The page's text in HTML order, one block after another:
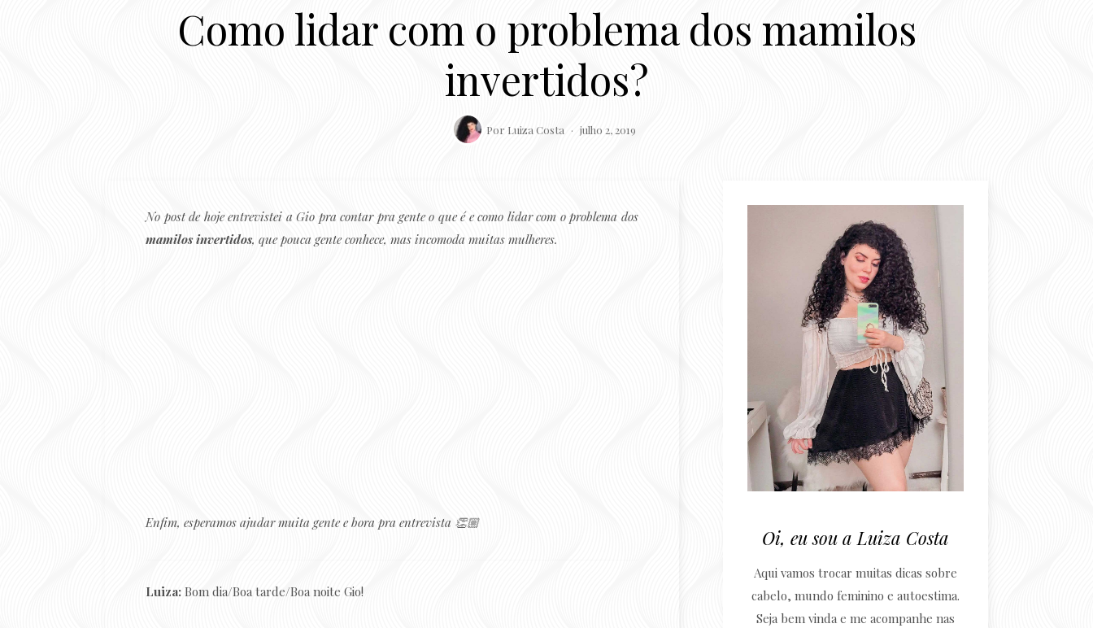
Como lidar com o problema dos mamilos
invertidos?
Por Luiza Costa julho 2, 2019
No post de hoje entrevistei a Gio pra contar pra gente o que é e como lidar com o problema dos
mamilos invertidos, que pouca gente conhece, mas incomoda muitas mulheres.
Enfim, esperamos ajudar muita gente e bora pra entrevista 👏🏼
Luiza: Bom dia/Boa tarde/Boa noite Gio!
Oi, eu sou a Luiza Costa
Aqui vamos trocar muitas dicas sobre
cabelo, mundo feminino e autoestima.
Seja bem vinda e me acompanhe nas